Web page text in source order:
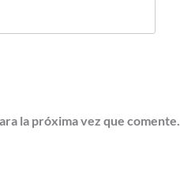
la próxima vez que comente.